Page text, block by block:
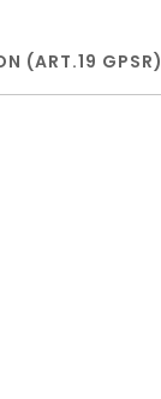
(ART.19 GPSR)